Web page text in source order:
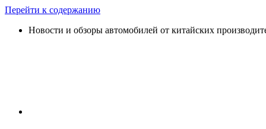
Перейти к содержанию
Новости и обзоры автомобилей от китайских